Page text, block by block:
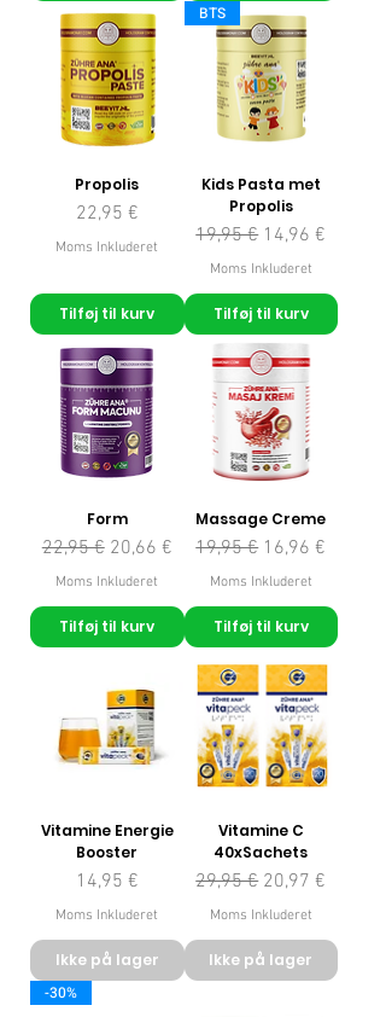
Propolis
Pris
22,95 €
Moms Inkluderet
Tilføj til kurv
BTS
Kids Pasta met
Propolis
Regulær pris
19,95 € Salgspris
14,96 €
Moms Inkluderet
Tilføj til kurv
Form
Regulær pris
22,95 € Salgspris
20,66 €
Moms Inkluderet
Tilføj til kurv
Massage Creme
Regulær pris
19,95 € Salgspris
16,96 €
Moms Inkluderet
Tilføj til kurv
Vitamine Energie
Booster
Pris
14,95 €
Moms Inkluderet
Ikke på lager
Vitamine C
40xSachets
Regulær pris
29,95 € Salgspris
20,97 €
Moms Inkluderet
Ikke på lager
-30%